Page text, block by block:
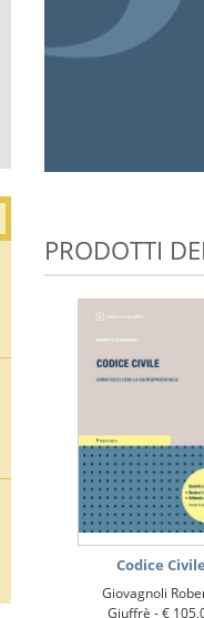
PRODOTTI
Codice Civile
Giovagnoli
Giuffrè -€